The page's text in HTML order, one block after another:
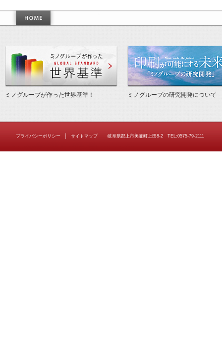
作った世界基準
ミノグループが作った世界基準！ ミノグループの研究開発について
プライバシーポリシー サイトマップ 岐阜県郡上市美並町上田8-2 TEL:0575-79-2111